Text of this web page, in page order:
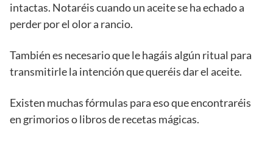
intactas. Notaréis cuando un aceite se ha echado a
perder por el olor a rancio.
También es necesario que le hagáis algún ritual para
transmitirle la intención que queréis dar el aceite.
Existen muchas fórmulas para eso que encontraréis
en grimorios o libros de recetas mágicas.